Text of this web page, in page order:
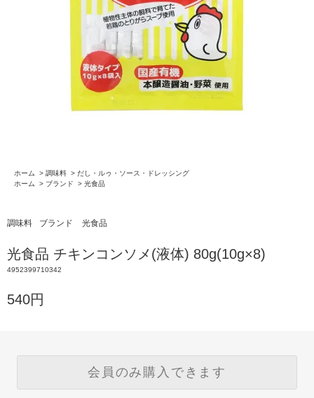
ホーム > 調味料 > だし・ルゥ・ソース・ドレッシング
ホーム
> ブランド > 光食品
調味料 ブランド 光食品
光食品 チキンコンソメ(液体) 80g(10g×8)
4952399710342
540円
会員のみ購入できます